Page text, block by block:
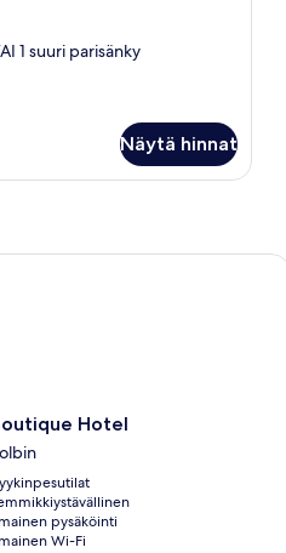
1 suuri parisänky
Näytä hinnat
Hotel
pysäköinti
Wi-Fi
Hotel